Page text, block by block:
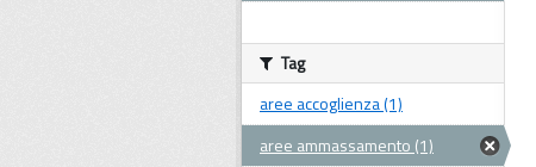
Tag
aree accoglienza (1)
aree ammassamento (1)